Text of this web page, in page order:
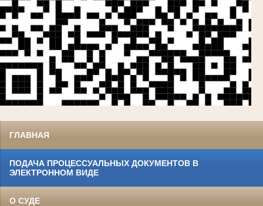
ГЛАВНАЯ
ПОДАЧА ПРОЦЕССУАЛЬНЫХ ДОКУМЕНТОВ В
ЭЛЕКТРОННОМ ВИДЕ
О СУДЕ